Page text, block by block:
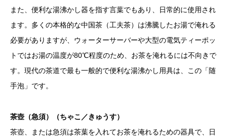
また、便利な湯沸かし器を指す言葉でもあり、日常的に使用され
ます。多くの本格的な中国茶（工夫茶）は沸騰したお湯で淹れる
必要がありますが、ウォーターサーバーや大型の電気ティーポッ
トではお湯の温度が80℃程度のため、お茶を淹れるには不向きで
す。現代の茶道で最も一般的で便利な湯沸かし用具は、この「随
手泡」です。
茶壺（急須）（ちゃこ／きゅうす）
茶壺、または急須は茶葉を入れてお茶を淹れるための器具で、日